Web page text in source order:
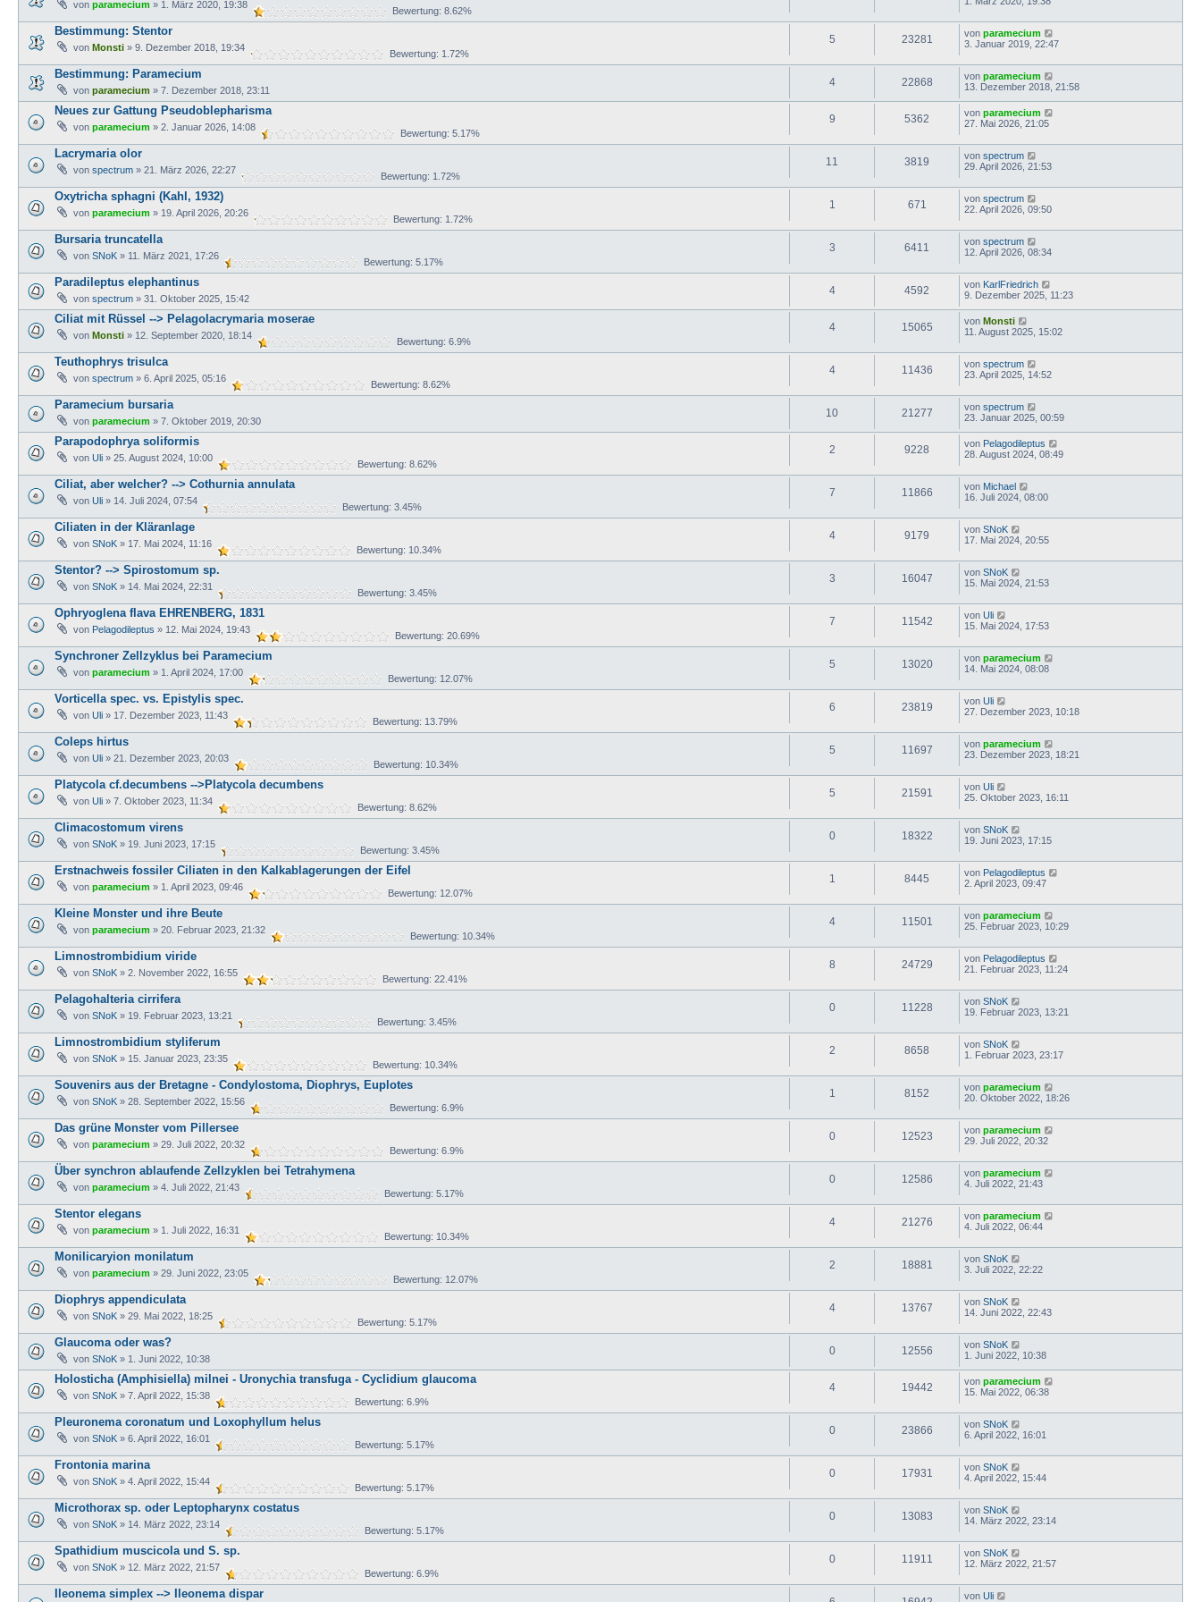
von paramecium » 1. März 2020, 19:38
Bewertung: 8.62%
Bestimmung: Stentor
von Monsti » 9. Dezember 2018, 19:34
Bewertung: 1.72%
5 23281 von paramecium
3. Januar 2019, 22:47
Bestimmung: Paramecium
von paramecium » 7. Dezember 2018, 23:11
4 22868 von paramecium
13. Dezember 2018, 21:58
Neues zur Gattung Pseudoblepharisma
von paramecium » 2. Januar 2026, 14:08
Bewertung: 5.17%
9 5362 von paramecium
27. Mai 2026, 21:05
Lacrymaria olor
von spectrum » 21. März 2026, 22:27
Bewertung: 1.72%
11 3819 von spectrum
29. April 2026, 21:53
Oxytricha sphagni (Kahl, 1932)
von paramecium » 19. April 2026, 20:26
Bewertung: 1.72%
1 671 von spectrum
22. April 2026, 09:50
Bursaria truncatella
von SNoK » 11. März 2021, 17:26
Bewertung: 5.17%
3 6411 von spectrum
12. April 2026, 08:34
Paradileptus elephantinus
von spectrum » 31. Oktober 2025, 15:42
4 4592 von KarlFriedrich
9. Dezember 2025, 11:23
Ciliat mit Rüssel --> Pelagolacrymaria moserae
von Monsti » 12. September 2020, 18:14
Bewertung: 6.9%
4 15065 von Monsti
11. August 2025, 15:02
Teuthophrys trisulca
von spectrum » 6. April 2025, 05:16
Bewertung: 8.62%
4 11436 von spectrum
23. April 2025, 14:52
Paramecium bursaria
von paramecium » 7. Oktober 2019, 20:30
10 21277 von spectrum
23. Januar 2025, 00:59
Parapodophrya soliformis
von Uli » 25. August 2024, 10:00
Bewertung: 8.62%
2 9228 von Pelagodileptus
28. August 2024, 08:49
Ciliat, aber welcher? --> Cothurnia annulata
von Uli » 14. Juli 2024, 07:54
Bewertung: 3.45%
7 11866 von Michael
16. Juli 2024, 08:00
Ciliaten in der Kläranlage
von SNoK » 17. Mai 2024, 11:16
Bewertung: 10.34%
4 9179 von SNoK
17. Mai 2024, 20:55
Stentor? --> Spirostomum sp.
von SNoK » 14. Mai 2024, 22:31
Bewertung: 3.45%
3 16047 von SNoK
15. Mai 2024, 21:53
Ophryoglena flava EHRENBERG, 1831
von Pelagodileptus » 12. Mai 2024, 19:43
Bewertung: 20.69%
7 11542 von Uli
15. Mai 2024, 17:53
Synchroner Zellzyklus bei Paramecium
von paramecium » 1. April 2024, 17:00
Bewertung: 12.07%
5 13020 von paramecium
14. Mai 2024, 08:08
Vorticella spec. vs. Epistylis spec.
von Uli » 17. Dezember 2023, 11:43
Bewertung: 13.79%
6 23819 von Uli
27. Dezember 2023, 10:18
Coleps hirtus
von Uli » 21. Dezember 2023, 20:03
Bewertung: 10.34%
5 11697 von paramecium
23. Dezember 2023, 18:21
Platycola cf.decumbens -->Platycola decumbens
von Uli » 7. Oktober 2023, 11:34
Bewertung: 8.62%
5 21591 von Uli
25. Oktober 2023, 16:11
Climacostomum virens
von SNoK » 19. Juni 2023, 17:15
Bewertung: 3.45%
0 18322 von SNoK
19. Juni 2023, 17:15
Erstnachweis fossiler Ciliaten in den Kalkablagerungen der Eifel
von paramecium » 1. April 2023, 09:46
Bewertung: 12.07%
1 8445 von Pelagodileptus
2. April 2023, 09:47
Kleine Monster und ihre Beute
von paramecium » 20. Februar 2023, 21:32
Bewertung: 10.34%
4 11501 von paramecium
25. Februar 2023, 10:29
Limnostrombidium viride
von SNoK » 2. November 2022, 16:55
Bewertung: 22.41%
8 24729 von Pelagodileptus
21. Februar 2023, 11:24
Pelagohalteria cirrifera
von SNoK » 19. Februar 2023, 13:21
Bewertung: 3.45%
0 11228 von SNoK
19. Februar 2023, 13:21
Limnostrombidium styliferum
von SNoK » 15. Januar 2023, 23:35
Bewertung: 10.34%
2 8658 von SNoK
1. Februar 2023, 23:17
Souvenirs aus der Bretagne - Condylostoma, Diophrys, Euplotes
von SNoK » 28. September 2022, 15:56
Bewertung: 6.9%
1 8152 von paramecium
20. Oktober 2022, 18:26
Das grüne Monster vom Pillersee
von paramecium » 29. Juli 2022, 20:32
Bewertung: 6.9%
0 12523 von paramecium
29. Juli 2022, 20:32
Über synchron ablaufende Zellzyklen bei Tetrahymena
von paramecium » 4. Juli 2022, 21:43
Bewertung: 5.17%
0 12586 von paramecium
4. Juli 2022, 21:43
Stentor elegans
von paramecium » 1. Juli 2022, 16:31
Bewertung: 10.34%
4 21276 von paramecium
4. Juli 2022, 06:44
Monilicaryion monilatum
von paramecium » 29. Juni 2022, 23:05
Bewertung: 12.07%
2 18881 von SNoK
3. Juli 2022, 22:22
Diophrys appendiculata
von SNoK » 29. Mai 2022, 18:25
Bewertung: 5.17%
4 13767 von SNoK
14. Juni 2022, 22:43
Glaucoma oder was?
von SNoK » 1. Juni 2022, 10:38
0 12556 von SNoK
1. Juni 2022, 10:38
Holosticha (Amphisiella) milnei - Uronychia transfuga - Cyclidium glaucoma
von SNoK » 7. April 2022, 15:38
Bewertung: 6.9%
4 19442 von paramecium
15. Mai 2022, 06:38
Pleuronema coronatum und Loxophyllum helus
von SNoK » 6. April 2022, 16:01
Bewertung: 5.17%
0 23866 von SNoK
6. April 2022, 16:01
Frontonia marina
von SNoK » 4. April 2022, 15:44
Bewertung: 5.17%
0 17931 von SNoK
4. April 2022, 15:44
Microthorax sp. oder Leptopharynx costatus
von SNoK » 14. März 2022, 23:14
Bewertung: 5.17%
0 13083 von SNoK
14. März 2022, 23:14
Spathidium muscicola und S. sp.
von SNoK » 12. März 2022, 21:57
Bewertung: 6.9%
0 11911 von SNoK
12. März 2022, 21:57
Ileonema simplex --> Ileonema dispar von Uli